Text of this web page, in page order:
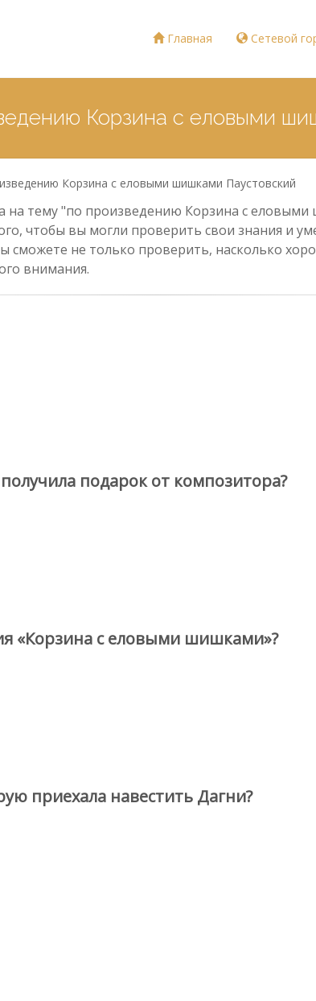
Главная Сетевой
Корзина с еловыми
Корзина с еловыми шишками Паустовский
на тему "по произведению Корзина с еловыми
чтобы вы могли проверить свои знания и
не только проверить, насколько
внимания.
подарок от композитора?
«Корзина с еловыми шишками»?
приехала навестить Дагни?